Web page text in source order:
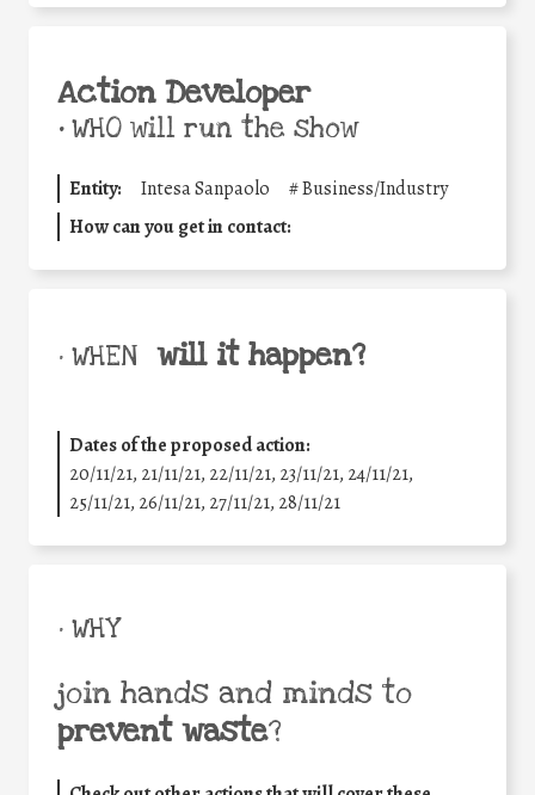
Action Developer
•WHO will run the show
Entity: Intesa Sanpaolo #Business/Industry
How can you get in contact:
• WHEN will it happen?
Dates of the proposed action:
20/11/21, 21/11/21, 22/11/21, 23/11/21, 24/11/21,
25/11/21, 26/11/21, 27/11/21, 28/11/21
• WHY
join hands and minds to
prevent waste?